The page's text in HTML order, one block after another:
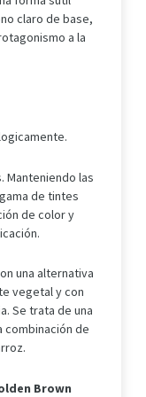
claro de base,
a la
Manteniendo las
de tintes
de color y
una alternativa
vegetal y con
Se trata de una
combinación de
Brown